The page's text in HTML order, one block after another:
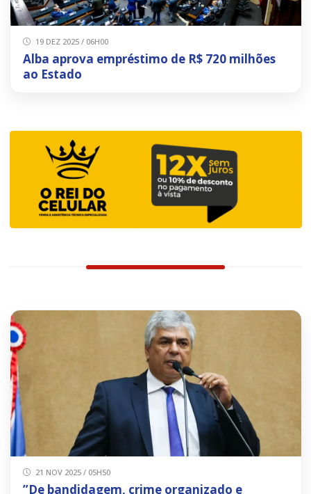
19 DEZ 2025 / 06H00
Alba aprova empréstimo de R$ 720 milhões
ao Estado
21 NOV 2025 / 05H50
”De bandidagem, crime organizado e